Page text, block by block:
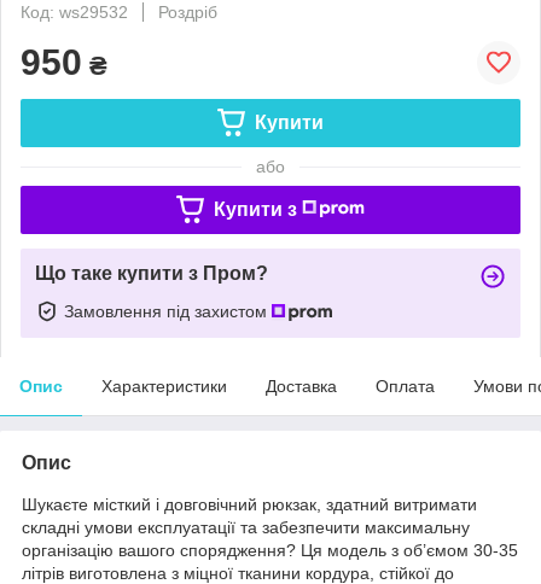
Код: ws29532
Роздріб
950 ₴
Купити
або
Купити з
Що таке купити з Пром?
Замовлення під захистом
Опис Характеристики Доставка Оплата Умови
Опис
Шукаєте місткий і довговічний рюкзак, здатний витримати
складні умови експлуатації та забезпечити максимальну
організацію вашого спорядження? Ця модель з об’ємом 30-35
літрів виготовлена з міцної тканини кордура, стійкої до